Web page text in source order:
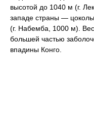
высотой до 1040 м (г.
западе страны —
(г. Набемба, 1000 м).
большей частью
впадины Конго.